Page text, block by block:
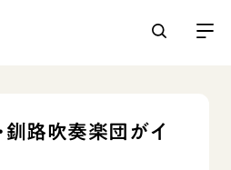
釧路吹奏楽団がイ